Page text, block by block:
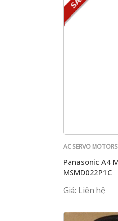
AC SERVO
Panasonic A4
MSMD022P1C
Giá: Liên hệ